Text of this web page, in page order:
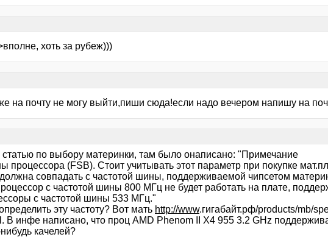
хоть за рубеж)))
на почту не могу выйти,пиши сюда!если надо вечером напишу на
статью по выбору материнки, там было онаписано: "Примечание
процессора (FSB). Стоит учитывать этот параметр при покупке
совпадать с частотой шины, поддерживаемой чипсетом
с частотой шины 800 МГц не будет работать на плате,
с частотой шины 533 МГц."
эту частоту? Вот мать http://www.гигабайт.рф/products/mb/
В инфе написано, что проц AMD Phenom II X4 955 3.2 GHz
качелей?